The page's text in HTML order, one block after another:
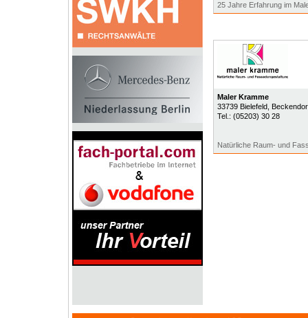
25 Jahre Erfahrung im
Maler Kramme
33739 Bielefeld,
Tel.: (05203) 30 28
Natürliche Raum- und